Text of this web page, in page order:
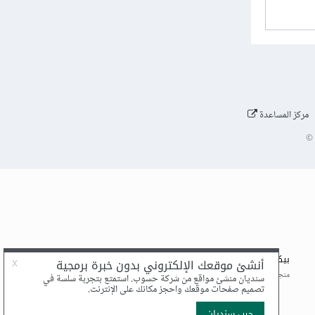
مركز المساعدة
©